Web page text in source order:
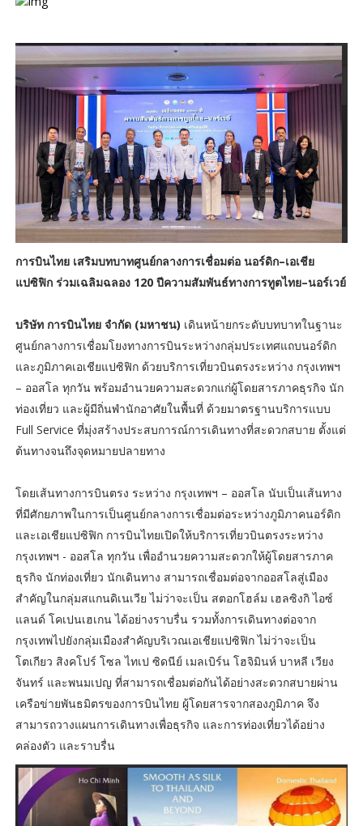
การบินไทย เสริมบทบาทศูนย์กลางการเชื่อมต่อ นอร์ดิก–เอเชีย
แปซิฟิก ร่วมเฉลิมฉลอง 120 ปีความสัมพันธ์ทางการทูตไทย–นอร์เวย์
บริษัท การบินไทย จำกัด (มหาชน) เดินหน้ายกระดับบทบาทในฐานะ
ศูนย์กลางการเชื่อมโยงทางการบินระหว่างกลุ่มประเทศแถบนอร์ดิก
และภูมิภาคเอเชียแปซิฟิก ด้วยบริการเที่ยวบินตรงระหว่าง กรุงเทพฯ
– ออสโล ทุกวัน พร้อมอำนวยความสะดวกแก่ผู้โดยสารภาคธุรกิจ นัก
ท่องเที่ยว และผู้มีถิ่นพำนักอาศัยในพื้นที่ ด้วยมาตรฐานบริการแบบ
Full Service ที่มุ่งสร้างประสบการณ์การเดินทางที่สะดวกสบาย ตั้งแต่
ต้นทางจนถึงจุดหมายปลายทาง
โดยเส้นทางการบินตรง ระหว่าง กรุงเทพฯ – ออสโล นับเป็นเส้นทาง
ที่มีศักยภาพในการเป็นศูนย์กลางการเชื่อมต่อระหว่างภูมิภาคนอร์ดิก
และเอเชียแปซิฟิก การบินไทยเปิดให้บริการเที่ยวบินตรงระหว่าง
กรุงเทพฯ - ออสโล ทุกวัน เพื่ออำนวยความสะดวกให้ผู้โดยสารภาค
ธุรกิจ นักท่องเที่ยว นักเดินทาง สามารถเชื่อมต่อจากออสโลสู่เมือง
สำคัญในกลุ่มสแกนดิเนเวีย ไม่ว่าจะเป็น สตอกโฮล์ม เฮลซิงกิ ไอซ์
แลนด์ โคเปนเฮเกน ได้อย่างราบรื่น รวมทั้งการเดินทางต่อจาก
กรุงเทพไปยังกลุ่มเมืองสำคัญบริเวณเอเชียแปซิฟิก ไม่ว่าจะเป็น
โตเกียว สิงคโปร์ โซล ไทเป ซิดนีย์ เมลเบิร์น โฮจิมินห์ บาหลี เวียง
จันทร์ และพนมเปญ ที่สามารถเชื่อมต่อกันได้อย่างสะดวกสบายผ่าน
เครือข่ายพันธมิตรของการบินไทย ผู้โดยสารจากสองภูมิภาค จึง
สามารถวางแผนการเดินทางเพื่อธุรกิจ และการท่องเที่ยวได้อย่าง
คล่องตัว และราบรื่น